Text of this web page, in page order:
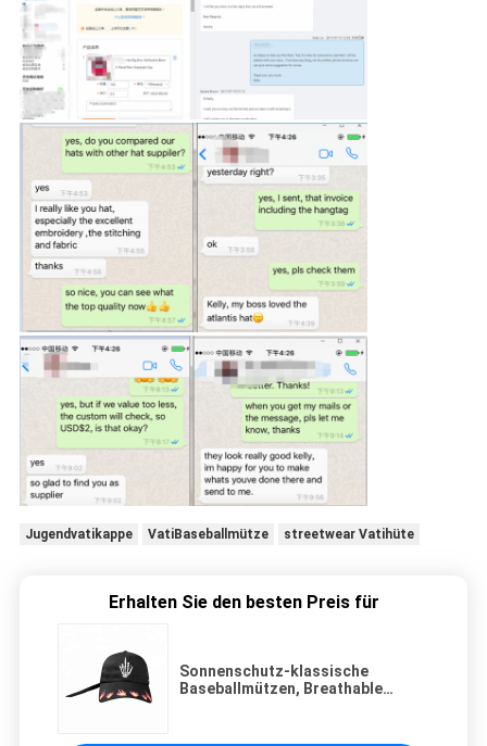
Jugendvatikappe VatiBaseballmütze streetwear Vatihüte
Erhalten Sie den besten Preis für
Sonnenschutz-klassische
Baseballmützen, Breathable